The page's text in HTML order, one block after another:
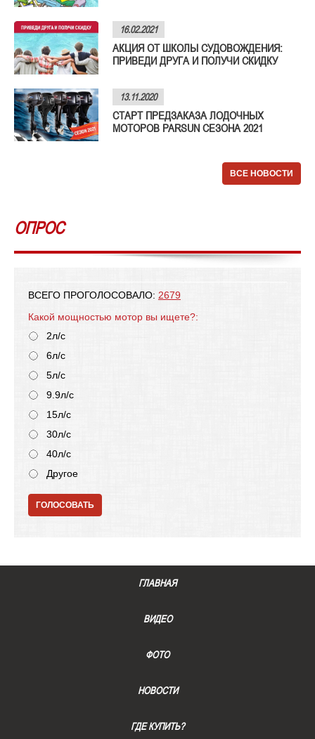
16.02.2021
АКЦИЯ ОТ ШКОЛЫ СУДОВОЖДЕНИЯ:
ПРИВЕДИ ДРУГА И ПОЛУЧИ СКИДКУ
13.11.2020
СТАРТ ПРЕДЗАКАЗА ЛОДОЧНЫХ
МОТОРОВ PARSUN СЕЗОНА 2021
ВСЕ НОВОСТИ
ОПРОС
ВСЕГО ПРОГОЛОСОВАЛО: 2679
Какой мощностью мотор вы ищете?:
2л/с
6л/с
5л/с
9.9л/с
15л/с
30л/с
40л/с
Другое
ГОЛОСОВАТЬ
ГЛАВНАЯ
ВИДЕО
ФОТО
НОВОСТИ
ГДЕ КУПИТЬ?